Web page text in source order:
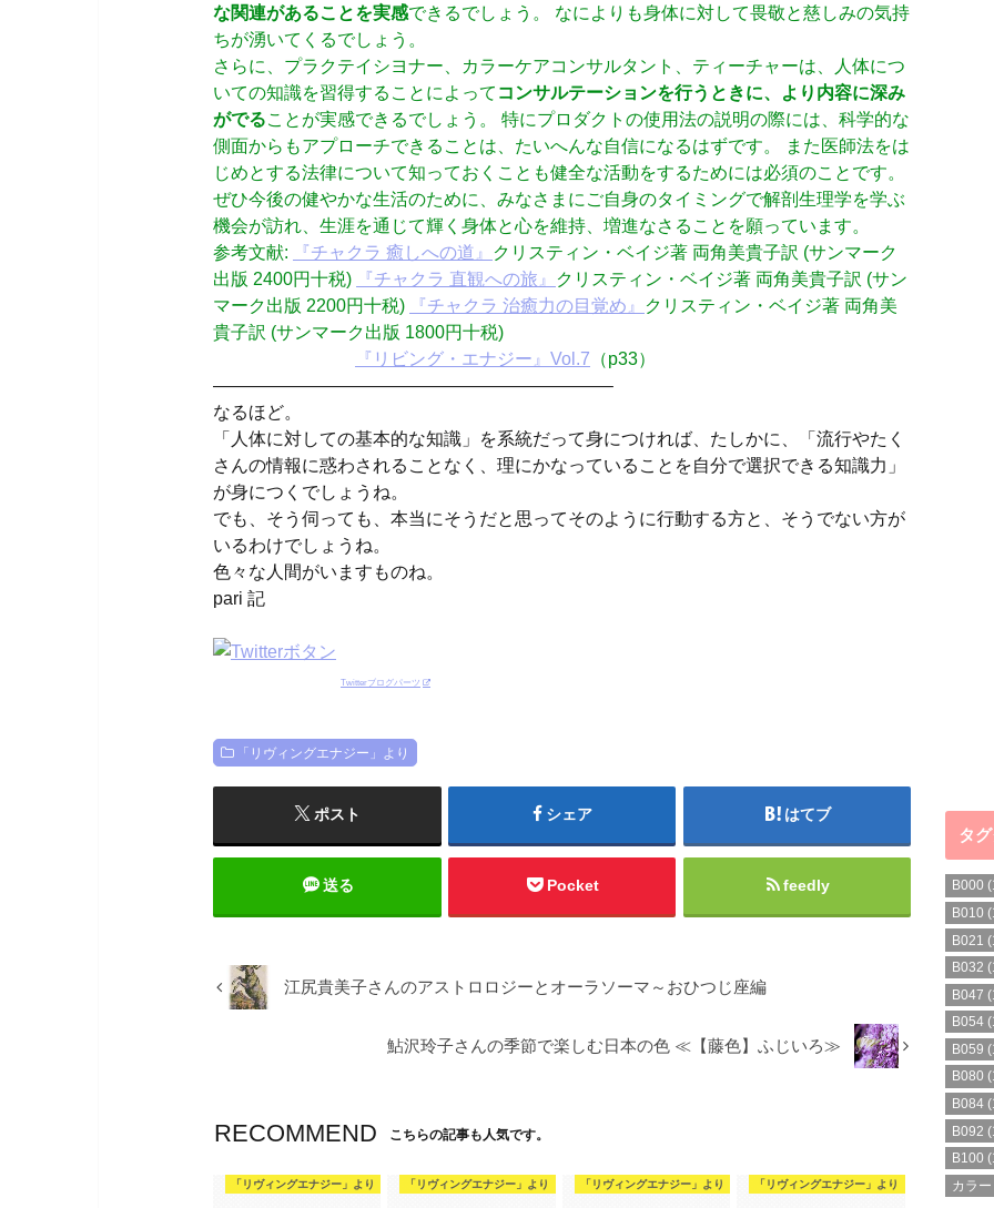
な関連があることを実感できるでしょう。 なによりも身体に対して畏敬と慈しみの気持
ちが湧いてくるでしょう。
さらに、プラクテイシヨナー、カラーケアコンサルタント、ティーチャーは、人体につ
いての知識を習得することによって コンサルテーションを行うときに、より内容に深み
がでることが実感できるでしょう。 特にプロダクトの使用法の説明の際には、科学的な
側面からもアプローチできることは、たいへんな自信になるはずです。 また医師法をは
じめとする法律について知っておくことも健全な活動をするためには必須のことです。
ぜひ今後の健やかな生活のために、みなさまにご自身のタイミングで解剖生理学を学ぶ
機会が訪れ、生涯を通じて輝く身体と心を維持、増進なさることを願っています。
参考文献:
『チャクラ 癒しへの道』
クリスティン・ベイジ著 両角美貴子訳 (サンマーク
出版 2400円十税)
『チャクラ 直観への旅』
クリスティン・ベイジ著 両角美貴子訳 (サン
マーク出版 2200円十税)
『チャクラ 治癒力の目覚め』
クリスティン・ベイジ著 両角美
貴子訳 (サンマーク出版 1800円十税)
『リビング・エナジー』Vol.7 （p33）
——————————————————————–
なるほど。
「人体に対しての基本的な知識」を系統だって身につければ、たしかに、「流行やたく
さんの情報に惑わされることなく、理にかなっていることを自分で選択できる知識力」
が身につくでしょうね。
でも、そう伺っても、本当にそうだと思ってそのように行動する方と、そうでない方が
いるわけでしょうね。
色々な人間がいますものね。
pari 記
Twitterブログパーツ
「リヴィングエナジー」より
ポスト シェア はてブ
送る Pocket feedly
江尻貴美子さんのアストロロジーとオーラソーマ～おひつじ座編
鮎沢玲子さんの季節で楽しむ日本の色 ≪【藤色】ふじいろ≫
RECOMMEND こちらの記事も人気です。
「リヴィングエナジー」より 「リヴィングエナジー」より 「リヴィングエナジー」より 「リヴィングエナジー」より
タ
B000
B010
B021
B032
B047
B054
B059
B080
B084
B092
B100
カラ